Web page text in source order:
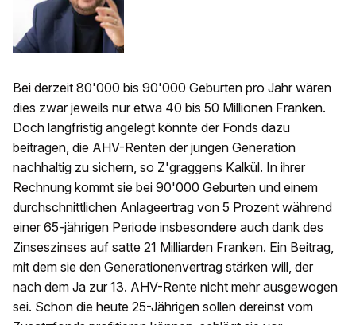
Bei derzeit 80'000 bis 90'000 Geburten pro Jahr wären
dies zwar jeweils nur etwa 40 bis 50 Millionen Franken.
Doch langfristig angelegt könnte der Fonds dazu
beitragen, die AHV-Renten der jungen Generation
nachhaltig zu sichern, so Z'graggens Kalkül. In ihrer
Rechnung kommt sie bei 90'000 Geburten und einem
durchschnittlichen Anlageertrag von 5 Prozent während
einer 65-jährigen Periode insbesondere auch dank des
Zinseszinses auf satte 21 Milliarden Franken. Ein Beitrag,
mit dem sie den Generationenvertrag stärken will, der
nach dem Ja zur 13. AHV-Rente nicht mehr ausgewogen
sei. Schon die heute 25-Jährigen sollen dereinst vom